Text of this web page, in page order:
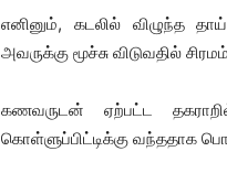
எனினும், கடலில் விழுந்த
அவருக்கு மூச்சு விடுவதில்
கணவருடன் ஏற்பட்ட
கொள்ளுப்பிட்டிக்கு வந்ததாக